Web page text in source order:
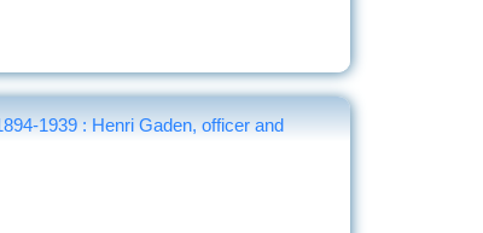
1939 : Henri Gaden, officer and